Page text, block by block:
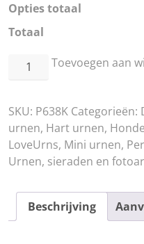
Opties totaal
Totaal
Heart
White
-
Keepsake
aantal
Toevoegen aan
SKU: P638K Categorieën:
urnen, Hart urnen,
LoveUrns, Mini urnen,
Urnen, sieraden en
Beschrijving